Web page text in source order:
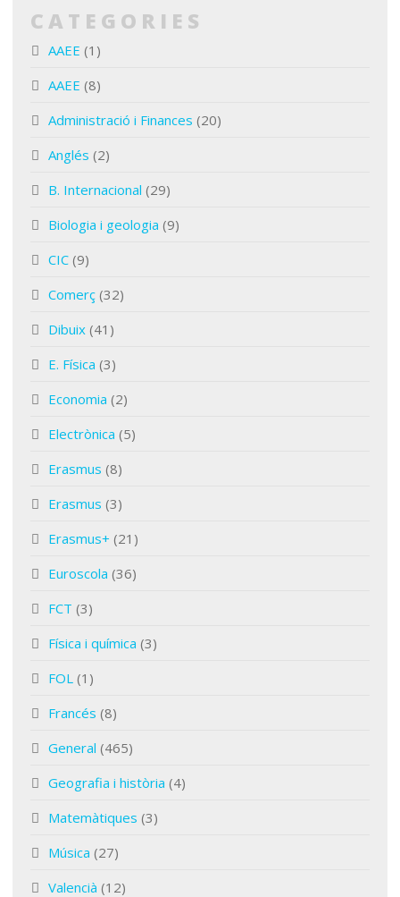
CATEGORIES
AAEE (1)
AAEE (8)
Administració i Finances (20)
Anglés (2)
B. Internacional (29)
Biologia i geologia (9)
CIC (9)
Comerç (32)
Dibuix (41)
E. Física (3)
Economia (2)
Electrònica (5)
Erasmus (8)
Erasmus (3)
Erasmus+ (21)
Euroscola (36)
FCT (3)
Física i química (3)
FOL (1)
Francés (8)
General (465)
Geografia i història (4)
Matemàtiques (3)
Música (27)
Valencià (12)